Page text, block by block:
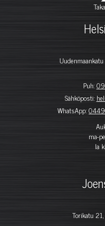
Puh:
Sähköposti:
WhatsApp:
ma-
la
Torikatu